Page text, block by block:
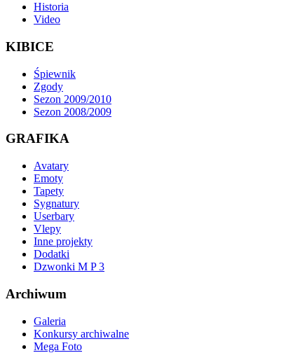
Historia
Video
KIBICE
Śpiewnik
Zgody
Sezon 2009/2010
Sezon 2008/2009
GRAFIKA
Avatary
Emoty
Tapety
Sygnatury
Userbary
Vlepy
Inne projekty
Dodatki
Dzwonki M P 3
Archiwum
Galeria
Konkursy archiwalne
Mega Foto